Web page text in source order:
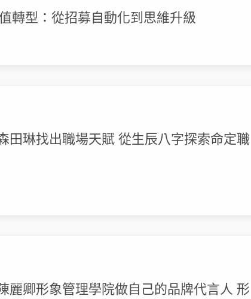
轉型：從招募自動化到思維升級
田琳找出職場天賦 從生辰八字探索命定職
麗卿形象管理學院做自己的品牌代言人 形